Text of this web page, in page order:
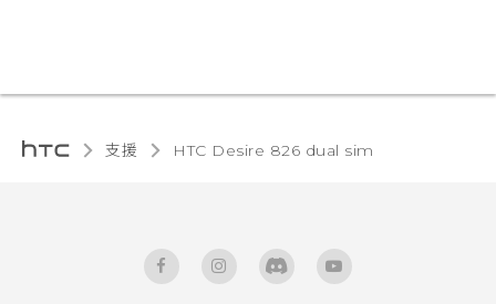
支援 HTC Desire 826 dual sim‎